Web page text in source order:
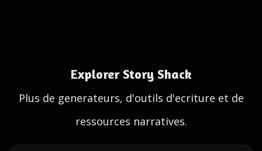
Explorer Story Shack
Plus de generateurs, d'outils d'ecriture et de
ressources narratives.